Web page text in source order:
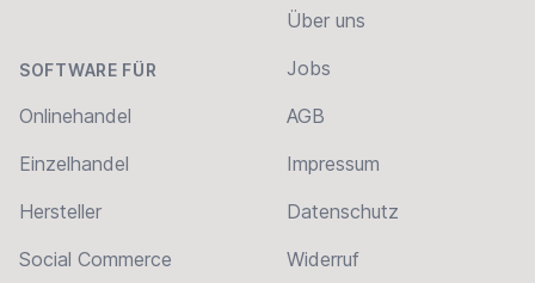
SOFTWARE FÜR
Onlinehandel
Einzelhandel
Hersteller
Social Commerce
Über uns
Jobs
AGB
Impressum
Datenschutz
Widerruf